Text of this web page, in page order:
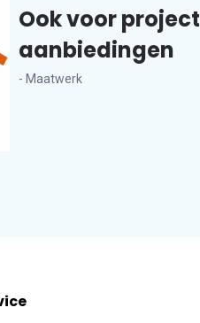
Ook voor project
aanbiedingen
- Maatwerk